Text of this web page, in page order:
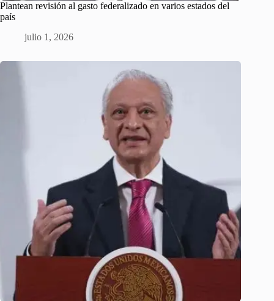
Plantean revisión al gasto federalizado en varios estados del
país
julio 1, 2026